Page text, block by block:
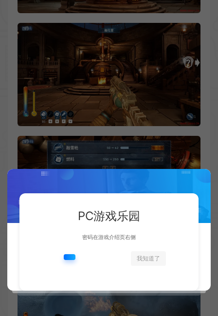
PC游戏乐园
密码在游戏介绍页右侧
我知道了